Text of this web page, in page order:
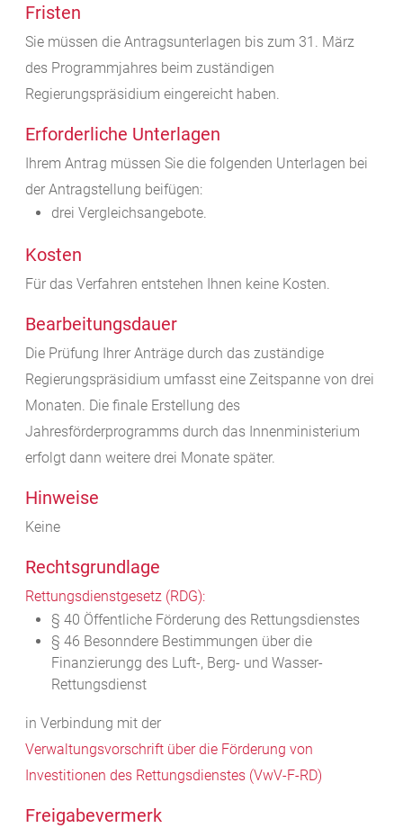
Fristen
Sie müssen die Antragsunterlagen bis zum 31. März
des Programmjahres beim zuständigen
Regierungspräsidium eingereicht haben.
Erforderliche Unterlagen
Ihrem Antrag müssen Sie die folgenden Unterlagen bei
der Antragstellung beifügen:
drei Vergleichsangebote.
Kosten
Für das Verfahren entstehen Ihnen keine Kosten.
Bearbeitungsdauer
Die Prüfung Ihrer Anträge durch das zuständige
Regierungspräsidium umfasst eine Zeitspanne von drei
Monaten. Die finale Erstellung des
Jahresförderprogramms durch das Innenministerium
erfolgt dann weitere drei Monate später.
Hinweise
Keine
Rechtsgrundlage
Rettungsdienstgesetz (RDG):
§ 40 Öffentliche Förderung des Rettungsdienstes
§ 46 Besonndere Bestimmungen über die
Finanzierungg des Luft-, Berg- und Wasser-
Rettungsdienst
in Verbindung mit der
Verwaltungsvorschrift über die Förderung von
Investitionen des Rettungsdienstes (VwV-F-RD)
Freigabevermerk